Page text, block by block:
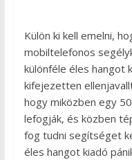
Külön ki kell emelni,
mobiltelefonos
különféle éles hangot
kifejezetten
hogy miközben egy
lefogják, és közben
fog tudni segítséget
éles hangot kiadó